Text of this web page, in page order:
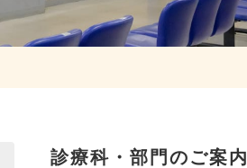
診療科・部門のご案内